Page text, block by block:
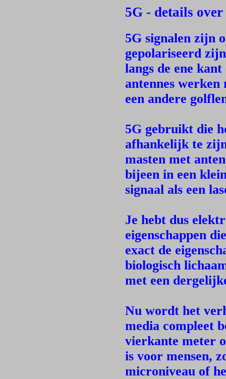
5G - details
5G signalen zijn
gepolariseerd
langs de ene
antennes werken
een andere
5G gebruikt die
afhankelijk te
masten met
bijeen in een
signaal als een
Je hebt dus
eigenschappen
exact de
biologisch
met een
Nu wordt het
media compleet
vierkante meter
is voor mensen,
microniveau of